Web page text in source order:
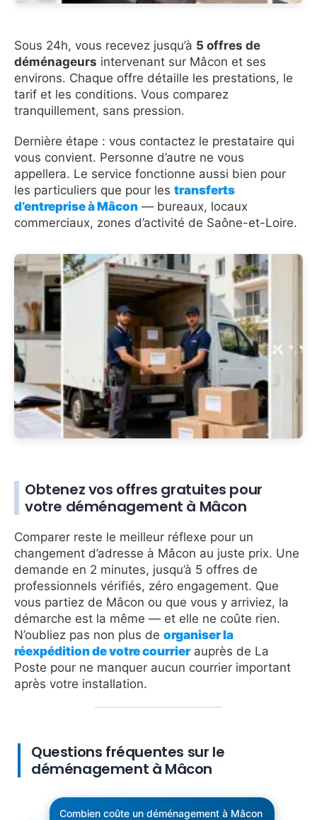
Sous 24h, vous recevez jusqu’à 5 offres de
déménageurs intervenant sur Mâcon et ses
environs. Chaque offre détaille les prestations, le
tarif et les conditions. Vous comparez
tranquillement, sans pression.
Dernière étape : vous contactez le prestataire qui
vous convient. Personne d’autre ne vous
appellera. Le service fonctionne aussi bien pour
les particuliers que pour les transferts
d’entreprise à Mâcon — bureaux, locaux
commerciaux, zones d’activité de Saône-et-Loire.
Obtenez vos offres gratuites pour
votre déménagement à Mâcon
Comparer reste le meilleur réflexe pour un
changement d’adresse à Mâcon au juste prix. Une
demande en 2 minutes, jusqu’à 5 offres de
professionnels vérifiés, zéro engagement. Que
vous partiez de Mâcon ou que vous y arriviez, la
démarche est la même — et elle ne coûte rien.
N’oubliez pas non plus de organiser la
réexpédition de votre courrierauprès de La
Poste pour ne manquer aucun courrier important
après votre installation.
Questions fréquentes sur le
déménagement à Mâcon
Combien coûte un déménagement à Mâcon